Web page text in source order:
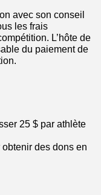
avec son conseil
les frais
L’hôte de
du paiement de
25 $ par athlète
des dons en